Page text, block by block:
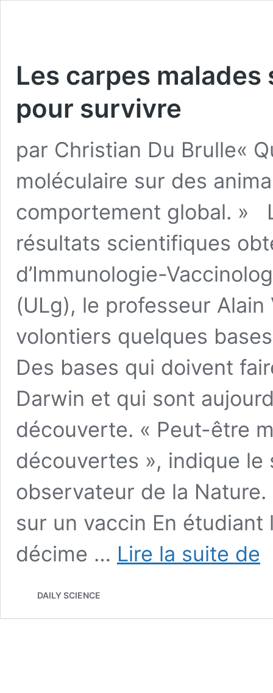
Les carpes
pour survivre
par Christian Du Brulle«
moléculaire sur des
comportement global. »
résultats scientifiques
d’Immunologie-
(ULg), le professeur
volontiers quelques
Des bases qui doivent
Darwin et qui sont
découverte. « Peut-être
découvertes », indique
observateur de la
sur un vaccin En étudiant
décime … Lire la suite de
DAILY SCIENCE